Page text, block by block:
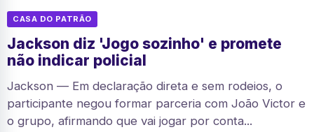
CASA DO PATRÃO
Jackson diz 'Jogo sozinho' e promete
não indicar policial
Jackson — Em declaração direta e sem rodeios, o
participante negou formar parceria com João Victor e
o grupo, afirmando que vai jogar por conta...